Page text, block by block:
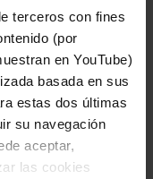
terceros con fines
(por
en YouTube)
basada en sus
estas dos últimas
su navegación
aceptar,
las cookies